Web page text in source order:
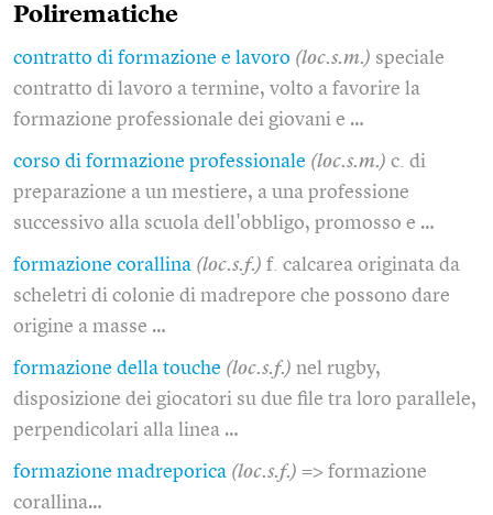
Polirematiche
contratto di formazione e lavoro (loc.s.m.) speciale
contratto di lavoro a termine, volto a favorire la
formazione professionale dei giovani e …
corso di formazione professionale (loc.s.m.) c. di
preparazione a un mestiere, a una professione
successivo alla scuola dell'obbligo, promosso e …
formazione corallina (loc.s.f.) f. calcarea originata da
scheletri di colonie di madrepore che possono dare
origine a masse …
formazione della touche (loc.s.f.) nel rugby,
disposizione dei giocatori su due file tra loro parallele,
perpendicolari alla linea …
formazione madreporica (loc.s.f.) => formazione
corallina…